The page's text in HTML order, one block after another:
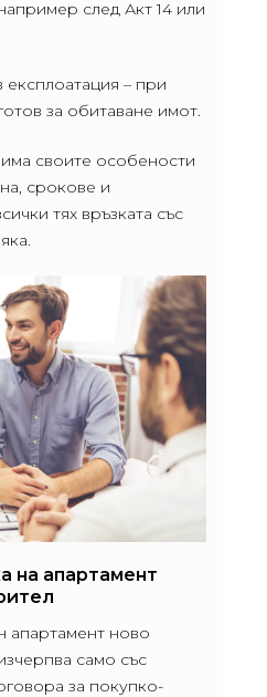
след Акт 14 или
експлоатация – при
за обитаване имот.
своите особености
срокове и
тях връзката със
на апартамент
апартамент ново
само със
за покупко-